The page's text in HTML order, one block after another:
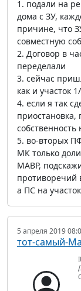
1. подали на
дома с ЗУ,
причине, что
совместную
2. Договор в
переделали
3. сейчас
как и участок
4. если я так
приостановка,
5. во-вторых
МК только
МАВР,
противоречий
а ПС на
5 апреля 2019
тот-самый-